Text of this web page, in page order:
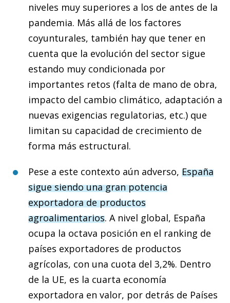
niveles muy superiores a los de antes de la
pandemia. Más allá de los factores
coyunturales, también hay que tener en
cuenta que la evolución del sector sigue
estando muy condicionada por
importantes retos (falta de mano de obra,
impacto del cambio climático, adaptación a
nuevas exigencias regulatorias, etc.) que
limitan su capacidad de crecimiento de
forma más estructural.
Pese a este contexto aún adverso, España
sigue siendo una gran potencia
exportadora de productos
agroalimentarios. A nivel global, España
ocupa la octava posición en el ranking de
países exportadores de productos
agrícolas, con una cuota del 3,2%. Dentro
de la UE, es la cuarta economía
exportadora en valor, por detrás de Países